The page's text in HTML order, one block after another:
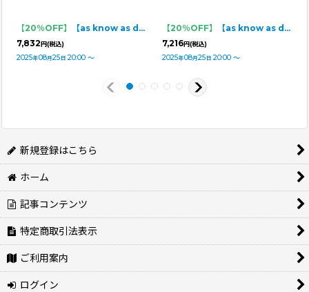
【20％OFF】
【as know as de wan】ＮUVプリップリンＴ
7,832円(税込)
2025年08月25 日 20:00 ～
【20％OFF】
【as know as de wan】Ｎ 2wayギンガムSK
7,216円(税込)
2025年08月25 日 20:00 ～
新規登録はこちら
ホーム
記事コンテンツ
特定商取引法表示
ご利用案内
ログイン